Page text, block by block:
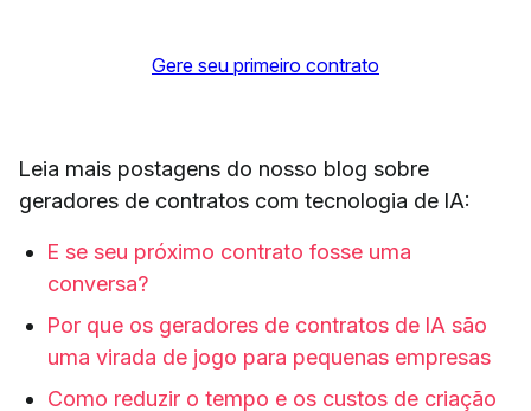
Gere seu primeiro contrato
Leia mais postagens do nosso blog sobre
geradores de contratos com tecnologia de IA:
E se seu próximo contrato fosse uma
conversa?
Por que os geradores de contratos de IA são
uma virada de jogo para pequenas empresas
Como reduzir o tempo e os custos de criação